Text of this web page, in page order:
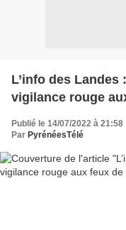
L’info des Landes
vigilance rouge
Publié le 14/07/2022 à 21:58
Par PyrénéesTélé